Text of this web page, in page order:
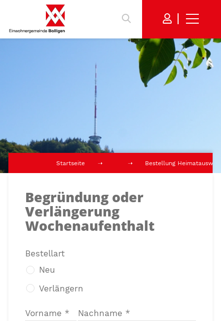
Startseite Bestellung Heimatausweis
Begründung oder
Verlängerung
Wochenaufenthalt
Bestellart
Neu
Verlängern
Vorname * Nachname *